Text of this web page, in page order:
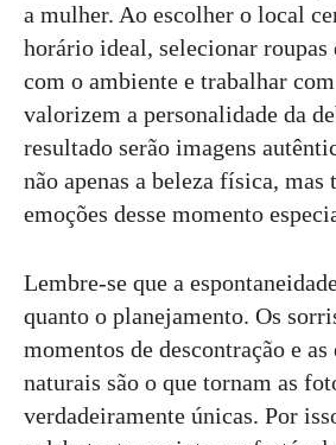
a mulher. Ao escolher o local
horário ideal, selecionar roupas
com o ambiente e trabalhar
valorizem a personalidade da
resultado serão imagens
não apenas a beleza física, mas
emoções desse momento
Lembre-se que a
quanto o planejamento. Os
momentos de descontração e as
naturais são o que tornam as
verdadeiramente únicas. Por